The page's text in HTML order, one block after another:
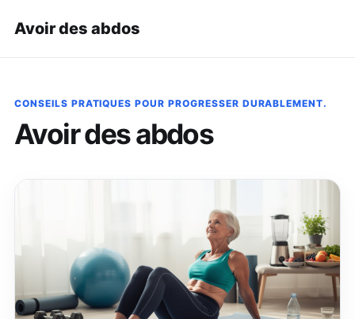
Avoir des abdos
CONSEILS PRATIQUES POUR PROGRESSER DURABLEMENT.
Avoir des abdos